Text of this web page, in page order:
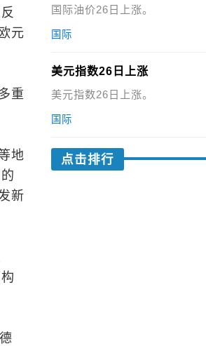
元
重
地
新
国际油价26日上涨。
国际
美元指数26日上涨
美元指数26日上涨。
国际
点击排行